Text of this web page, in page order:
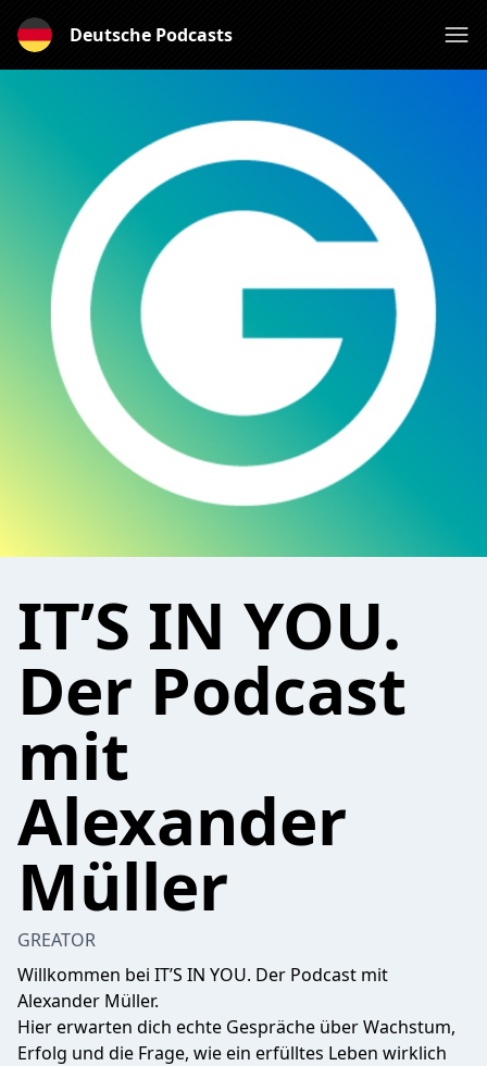
Deutsche Podcasts
IT’S IN YOU.
Der Podcast
mit
Alexander
Müller
GREATOR
Willkommen bei IT’S IN YOU. Der Podcast mit
Alexander Müller.
Hier erwarten dich echte Gespräche über Wachstum,
Erfolg und die Frage, wie ein erfülltes Leben wirklich